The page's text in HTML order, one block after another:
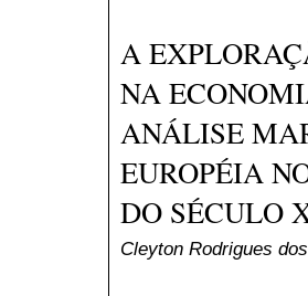
A
NA
ANÁLISE
EUROPÉIA
DO SÉCULO
Cleyton Rodrigues